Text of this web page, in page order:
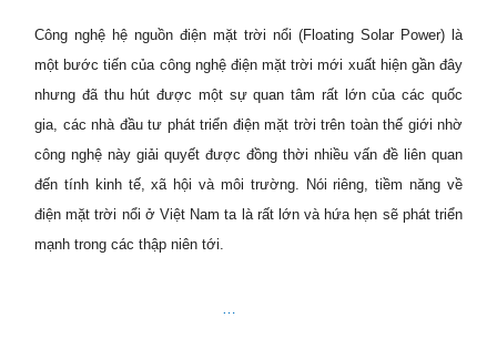
Công nghệ hệ nguồn điện mặt trời nổi (Floating Solar Power) là
một bước tiến của công nghệ điện mặt trời mới xuất hiện gần đây
nhưng đã thu hút được một sự quan tâm rất lớn của các quốc
gia, các nhà đầu tư phát triển điện mặt trời trên toàn thế giới nhờ
công nghệ này giải quyết được đồng thời nhiều vấn đề liên quan
đến tính kinh tế, xã hội và môi trường. Nói riêng, tiềm năng về
điện mặt trời nổi ở Việt Nam ta là rất lớn và hứa hẹn sẽ phát triển
mạnh trong các thập niên tới.
…